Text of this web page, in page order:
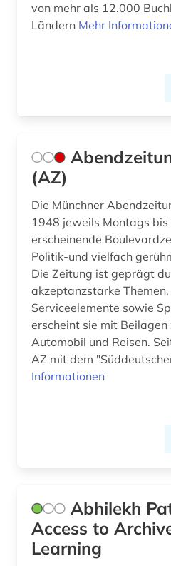
bevölkerung (2)
bhutan (1)
bibliografie (113)
bibliographie (156)
von mehr als 12.000
Ländern Mehr
(AZ)
Die Münchner
1948 jeweils Montags
erscheinende
Politik-und vielfach
Die Zeitung ist geprägt
akzeptanzstarke Themen,
Serviceelemente sowie
erscheint sie mit Beilagen
Automobil und Reisen.
AZ mit dem
Informationen
Abhilekh
Access to
Learning